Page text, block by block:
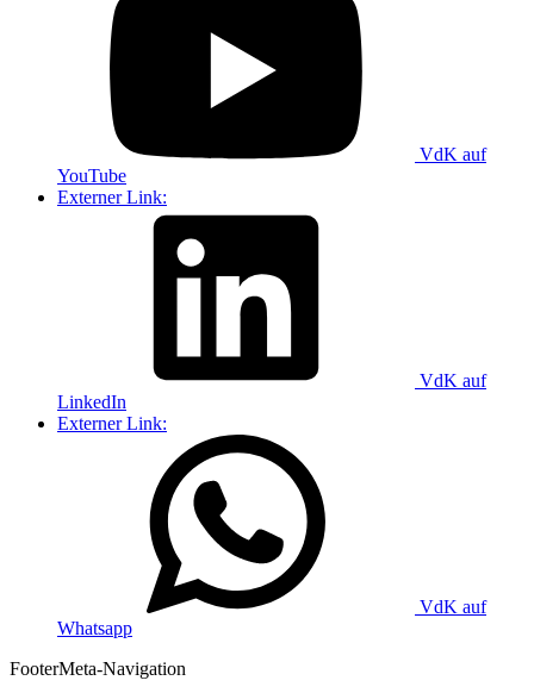
VdK auf
YouTube
Externer Link:
VdK auf
LinkedIn
Externer Link:
VdK auf
Whatsapp
FooterMeta-Navigation